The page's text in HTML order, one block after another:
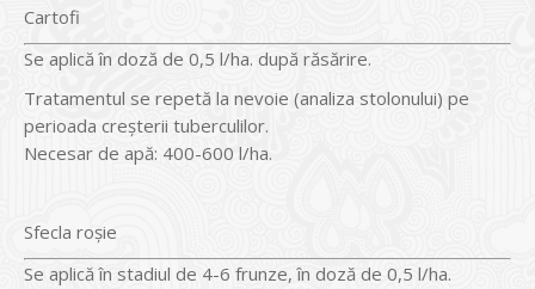
Cartofi
Se aplică în doză de 0,5 l/ha. după răsărire.
Tratamentul se repetă la nevoie (analiza stolonului) pe
perioada creşterii tuberculilor.
Necesar de apă: 400-600 l/ha.
Sfecla roşie
Se aplică în stadiul de 4-6 frunze, în doză de 0,5 l/ha.